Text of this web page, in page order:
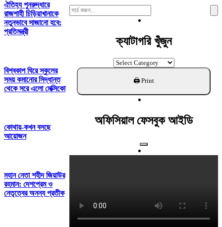
ঐতিহ্য পুনরুদ্ধারে
রাজশাহী চিড়িয়াখানাকে
নতুনভাবে সাজানো হবে:
প্রতিমন্ত্রী
বিশ্বকাপ ঘিরে স্কুলের
সময় কমানোর সিদ্ধান্ত
থেকে সরে এলো মেক্সিকো
কোথায়-কখন বসছে
আয়োজন
মহান নেতা শহীদ জিয়াউর
রহমান: দেশপ্রেম ও
নেতৃত্বের অনন্য প্রতীক
Search
For:
ক্যাটাগরি খুঁজুন
ক্যাটাগরি
খুঁজুন
অফিসিয়াল ফেসবুক আইডি